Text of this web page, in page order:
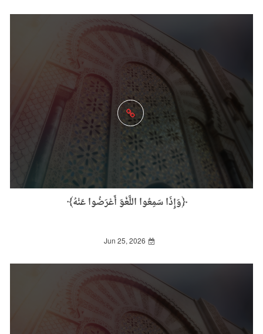
﴿وَإِذَا سَمِعُوا ‌اللَّغْوَ أَعْرَضُوا عَنْهُ﴾
Jun 25, 2026